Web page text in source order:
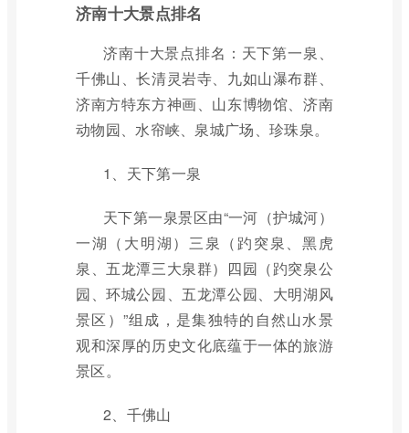
济南十大景点排名
济南十大景点排名：天下第一泉、
千佛山、长清灵岩寺、九如山瀑布群、
济南方特东方神画、山东博物馆、济南
动物园、水帘峡、泉城广场、珍珠泉。
1、天下第一泉
天下第一泉景区由“一河（护城河）
一湖（大明湖）三泉（趵突泉、黑虎
泉、五龙潭三大泉群）四园（趵突泉公
园、环城公园、五龙潭公园、大明湖风
景区）”组成，是集独特的自然山水景
观和深厚的历史文化底蕴于一体的旅游
景区。
2、千佛山